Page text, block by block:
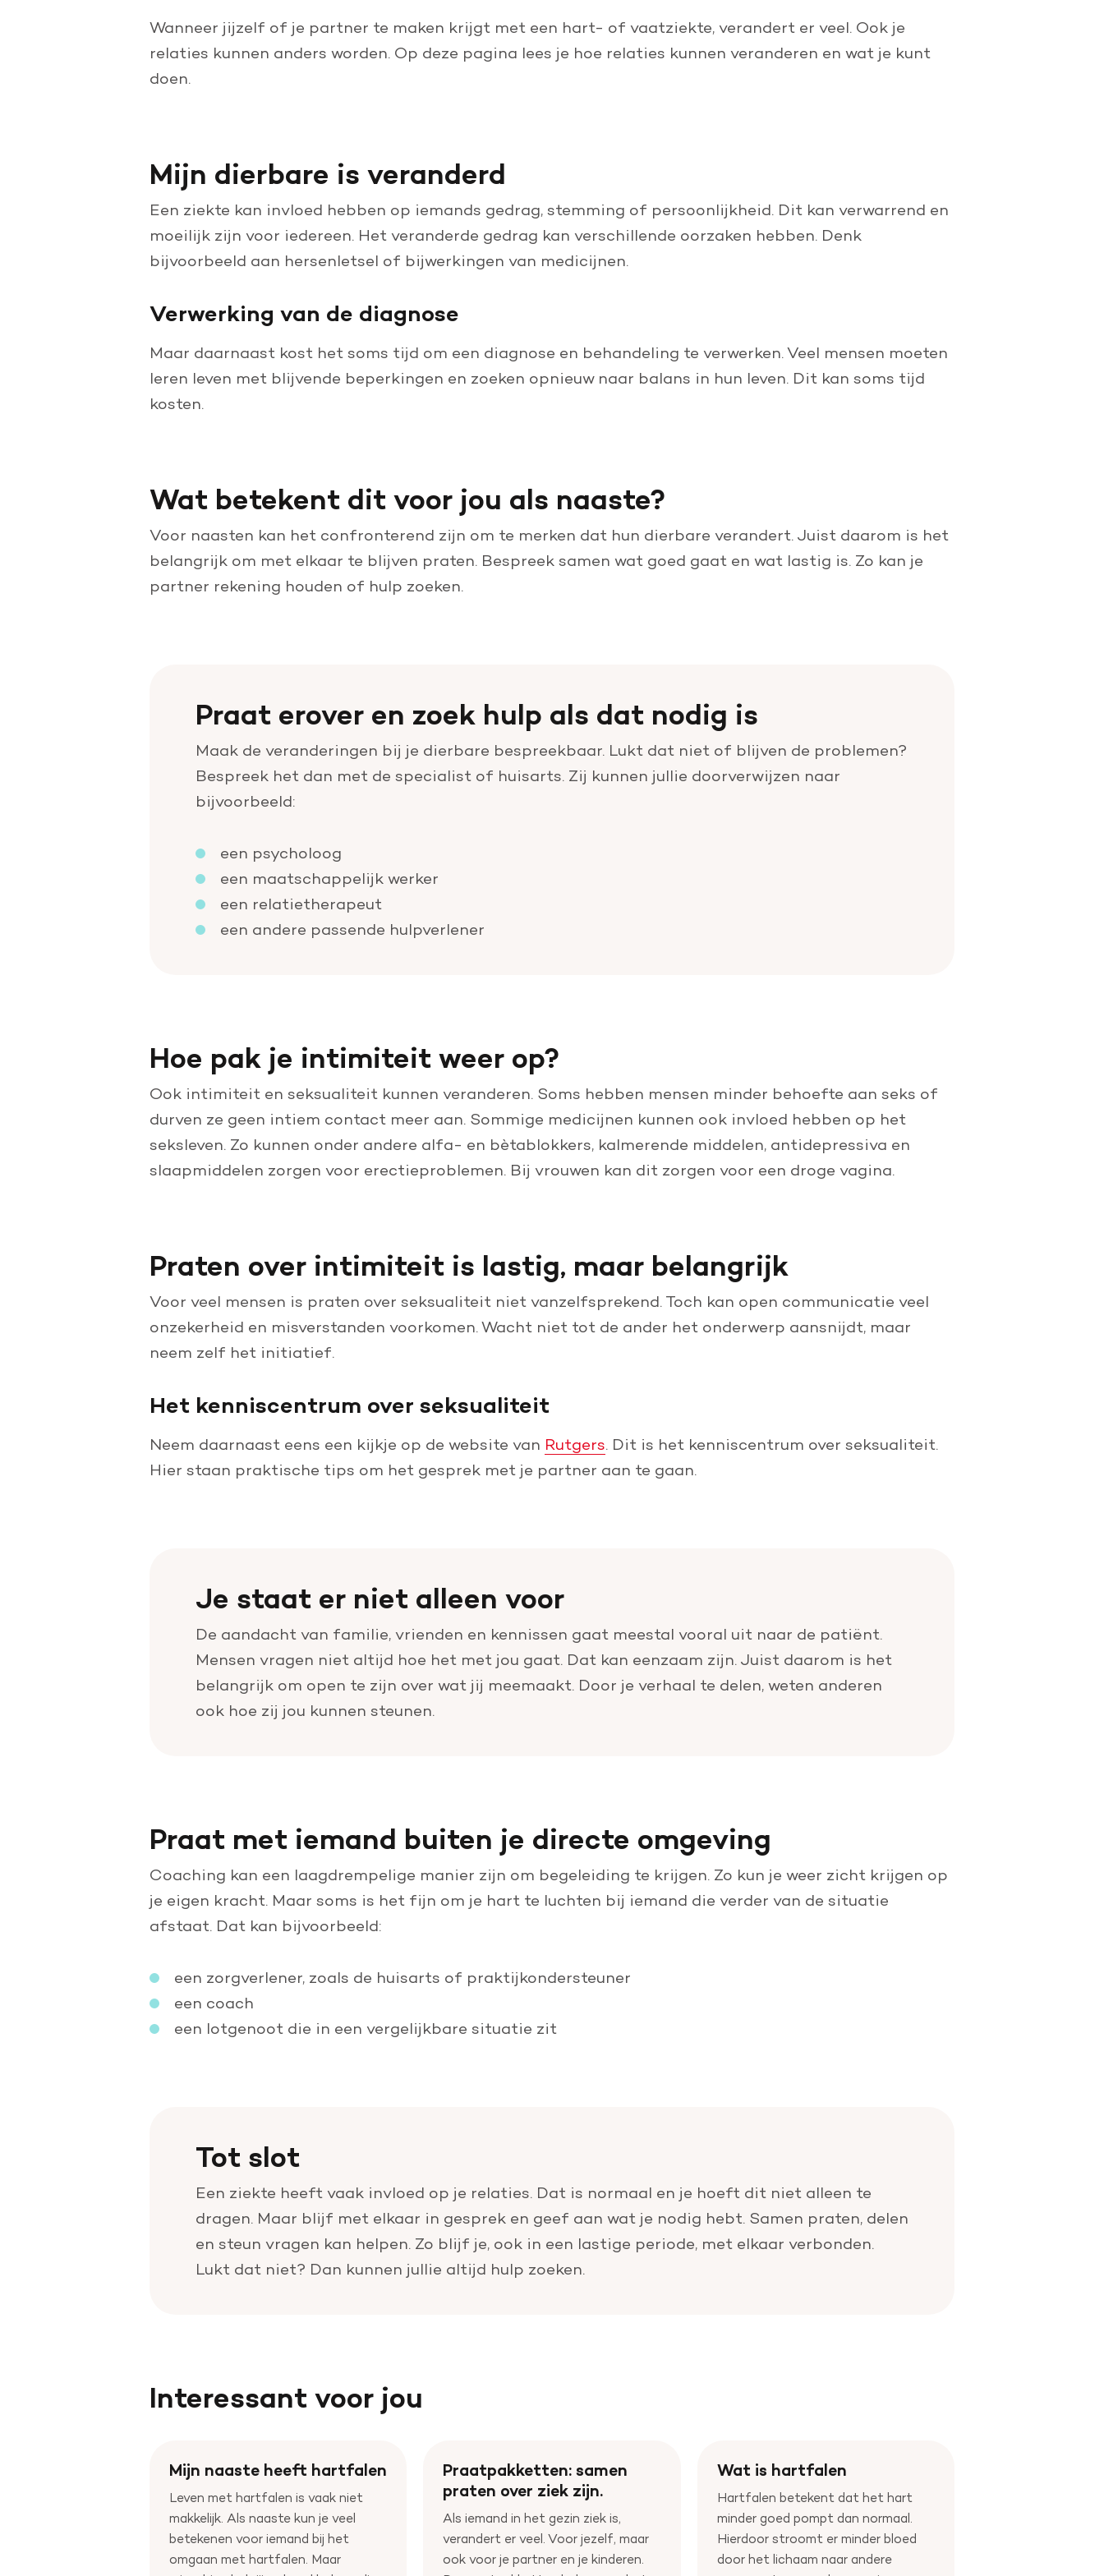
Nalaten aan de Hartstichting
Wanneer jijzelf of je partner te maken krijgt met een hart- of vaatziekte, verandert er veel. Ook je
relaties kunnen anders worden. Op deze pagina lees je hoe relaties kunnen veranderen en wat je kunt
doen.
Mijn dierbare is veranderd
Een ziekte kan invloed hebben op iemands gedrag, stemming of persoonlijkheid. Dit kan verwarrend en
moeilijk zijn voor iedereen. Het veranderde gedrag kan verschillende oorzaken hebben. Denk
bijvoorbeeld aan hersenletsel of bijwerkingen van medicijnen.
Verwerking van de diagnose
Maar daarnaast kost het soms tijd om een diagnose en behandeling te verwerken. Veel mensen moeten
leren leven met blijvende beperkingen en zoeken opnieuw naar balans in hun leven. Dit kan soms tijd
kosten.
Wat betekent dit voor jou als naaste?
Voor naasten kan het confronterend zijn om te merken dat hun dierbare verandert. Juist daarom is het
belangrijk om met elkaar te blijven praten. Bespreek samen wat goed gaat en wat lastig is. Zo kan je
partner rekening houden of hulp zoeken.
Praat erover en zoek hulp als dat nodig is
Maak de veranderingen bij je dierbare bespreekbaar. Lukt dat niet of blijven de problemen?
Bespreek het dan met de specialist of huisarts. Zij kunnen jullie doorverwijzen naar
bijvoorbeeld:
een psycholoog
een maatschappelijk werker
een relatietherapeut
een andere passende hulpverlener
Hoe pak je intimiteit weer op?
Ook intimiteit en seksualiteit kunnen veranderen. Soms hebben mensen minder behoefte aan seks of
durven ze geen intiem contact meer aan. Sommige medicijnen kunnen ook invloed hebben op het
seksleven. Zo kunnen onder andere alfa- en bètablokkers, kalmerende middelen, antidepressiva en
slaapmiddelen zorgen voor erectieproblemen. Bij vrouwen kan dit zorgen voor een droge vagina.
Praten over intimiteit is lastig, maar belangrijk
Voor veel mensen is praten over seksualiteit niet vanzelfsprekend. Toch kan open communicatie veel
onzekerheid en misverstanden voorkomen. Wacht niet tot de ander het onderwerp aansnijdt, maar
neem zelf het initiatief.
Het kenniscentrum over seksualiteit
Neem daarnaast eens een kijkje op de website van Rutgers. Dit is het kenniscentrum over seksualiteit.
Hier staan praktische tips om het gesprek met je partner aan te gaan.
Je staat er niet alleen voor
De aandacht van familie, vrienden en kennissen gaat meestal vooral uit naar de patiënt.
Mensen vragen niet altijd hoe het met jou gaat. Dat kan eenzaam zijn. Juist daarom is het
belangrijk om open te zijn over wat jij meemaakt. Door je verhaal te delen, weten anderen
ook hoe zij jou kunnen steunen.
Praat met iemand buiten je directe omgeving
Coaching kan een laagdrempelige manier zijn om begeleiding te krijgen. Zo kun je weer zicht krijgen op
je eigen kracht. Maar soms is het fijn om je hart te luchten bij iemand die verder van de situatie
afstaat. Dat kan bijvoorbeeld:
een zorgverlener, zoals de huisarts of praktijkondersteuner
een coach
een lotgenoot die in een vergelijkbare situatie zit
Tot slot
Een ziekte heeft vaak invloed op je relaties. Dat is normaal en je hoeft dit niet alleen te
dragen. Maar blijf met elkaar in gesprek en geef aan wat je nodig hebt. Samen praten, delen
en steun vragen kan helpen. Zo blijf je, ook in een lastige periode, met elkaar verbonden.
Lukt dat niet? Dan kunnen jullie altijd hulp zoeken.
Interessant voor jou
Mijn naaste heeft hartfalen
Leven met hartfalen is vaak niet
makkelijk. Als naaste kun je veel
betekenen voor iemand bij het
omgaan met hartfalen. Maar
Praatpakketten: samen
praten over ziek zijn.
Als iemand in het gezin ziek is,
verandert er veel. Voor jezelf, maar
ook voor je partner en je kinderen.
Wat is hartfalen
Hartfalen betekent dat het hart
minder goed pompt dan normaal.
Hierdoor stroomt er minder bloed
door het lichaam naar andere